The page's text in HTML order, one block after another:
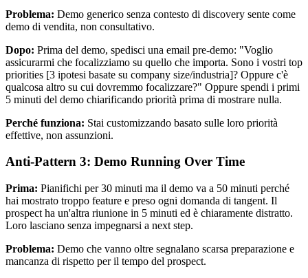
Problema: Demo generico senza contesto di discovery sente come
demo di vendita, non consultativo.
Dopo: Prima del demo, spedisci una email pre-demo: "Voglio
assicurarmi che focalizziamo su quello che importa. Sono i vostri top
priorities [3 ipotesi basate su company size/industria]? Oppure c'è
qualcosa altro su cui dovremmo focalizzare?" Oppure spendi i primi
5 minuti del demo chiarificando priorità prima di mostrare nulla.
Perché funziona: Stai customizzando basato sulle loro priorità
effettive, non assunzioni.
Anti-Pattern 3: Demo Running Over Time
Prima: Pianifichi per 30 minuti ma il demo va a 50 minuti perché
hai mostrato troppo feature e preso ogni domanda di tangent. Il
prospect ha un'altra riunione in 5 minuti ed è chiaramente distratto.
Loro lasciano senza impegnarsi a next step.
Problema: Demo che vanno oltre segnalano scarsa preparazione e
mancanza di rispetto per il tempo del prospect.